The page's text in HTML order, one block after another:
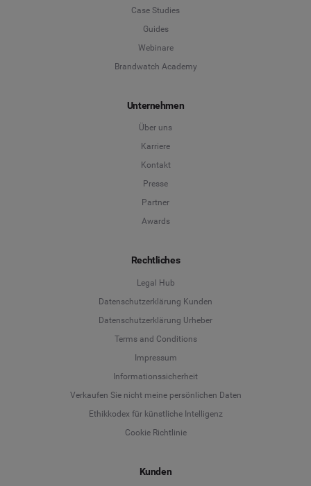
Case Studies
Guides
Webinare
Brandwatch Academy
Unternehmen
Über uns
Karriere
Kontakt
Presse
Partner
Awards
Rechtliches
Legal Hub
Datenschutzerklärung Kunden
Datenschutzerklärung Urheber
Terms and Conditions
Impressum
Informationssicherheit
Verkaufen Sie nicht meine persönlichen Daten
Ethikkodex für künstliche Intelligenz
Cookie Richtlinie
Kunden
Deutsch